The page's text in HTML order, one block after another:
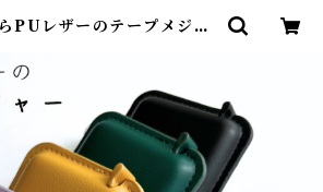
PUレザーのテープメジャ